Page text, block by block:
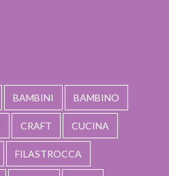
BAMBINI BAMBINO
CRAFT CUCINA
FILASTROCCA